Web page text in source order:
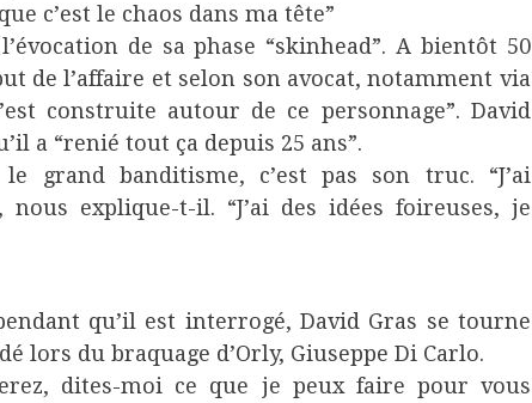
c’est le chaos dans ma tête”
de sa phase “skinhead”. A bientôt 50
de l’affaire et selon son avocat, notamment via
construite autour de ce personnage”. David
a “renié tout ça depuis 25 ans”.
grand banditisme, c’est pas son truc. “J’ai
explique-t-il. “J’ai des idées foireuses, je
qu’il est interrogé, David Gras se tourne
lors du braquage d’Orly, Giuseppe Di Carlo.
dites-moi ce que je peux faire pour vous